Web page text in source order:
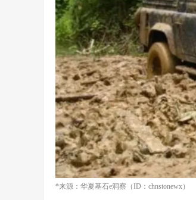
*来源：华夏基石e洞察（ID：chnstonewx）